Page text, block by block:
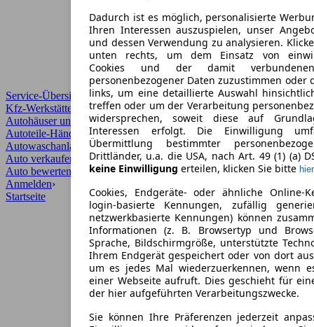
Service-Übersicht
Kfz-Werkstätten
Autohäuser und Händler
Autoteile-Händler
Autowaschanlagen
Auto verkaufen
Auto bewerten
Anmelden›
Dadurch ist es möglich, personalisierte
Ihren Interessen auszuspielen, unser
und dessen Verwendung zu analysieren.
unten rechts, um dem Einsatz von
Cookies und der damit
personenbezogener Daten zuzustimmen oder
links, um eine detaillierte Auswahl
treffen oder um der Verarbeitung
widersprechen, soweit diese auf
Interessen erfolgt. Die Einwilligung
Übermittlung bestimmter
Drittländer, u.a. die USA, nach Art. 49 (1) (a)
keine Einwilligung erteilen, klicken Sie bitte hier
Cookies, Endgeräte- oder ähnliche Online-
login-basierte Kennungen, zufällig
netzwerkbasierte Kennungen) können
Informationen (z. B. Browsertyp und
Sprache, Bildschirmgröße, unterstützte
Ihrem Endgerät gespeichert oder von dort
um es jedes Mal wiederzuerkennen, wenn
einer Webseite aufruft. Dies geschieht für
der hier aufgeführten Verarbeitungszwecke.
Sie können Ihre Präferenzen jederzeit
Startseite